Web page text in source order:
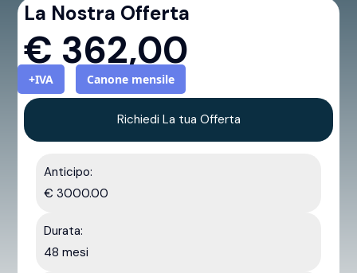
La Nostra Offerta
€ 362,00
+IVA Canone mensile
Richiedi La tua Offerta
Anticipo:
€ 3000.00
Durata:
48 mesi